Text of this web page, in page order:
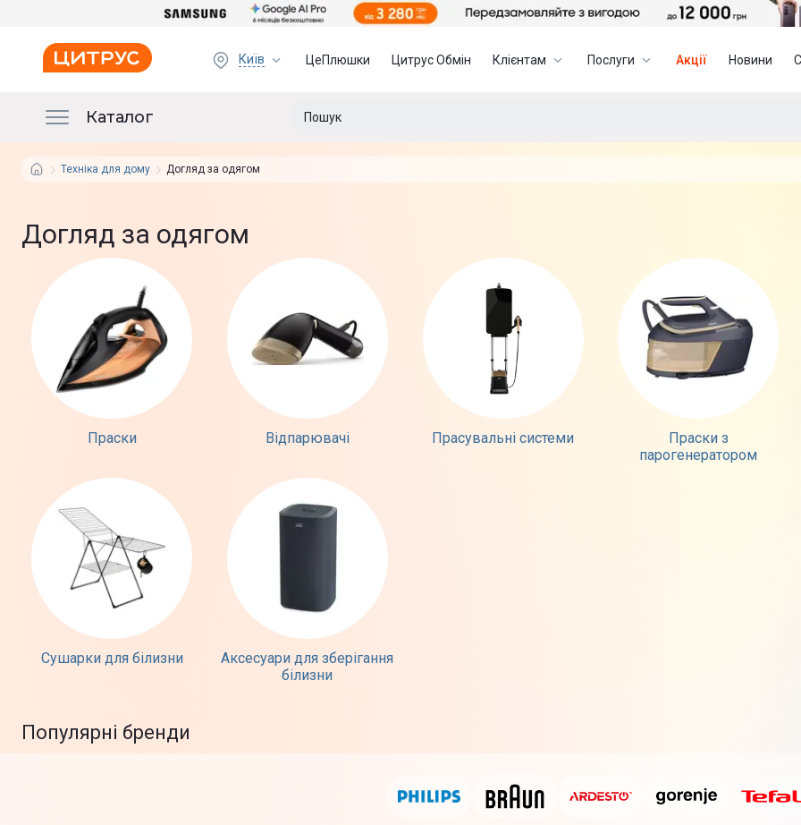
Київ ЦеПлюшки Цитрус Обмін Клієнтам Послуги Акції Новини
Каталог
Техніка для дому Догляд за одягом
Догляд за одягом
Праски Відпарювачі Прасувальні системи
Праски з
парогенератором
Сушарки для білизни
Аксесуари для зберігання
білизни
Популярні бренди